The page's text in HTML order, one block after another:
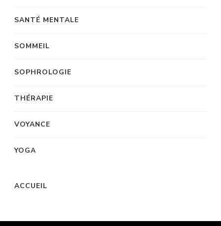
SANTÉ MENTALE
SOMMEIL
SOPHROLOGIE
THÉRAPIE
VOYANCE
YOGA
ACCUEIL